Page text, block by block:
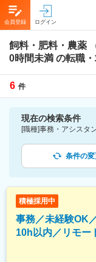
会員登録 ログイン
飼料・肥料・農薬
0時間未満 の転職
6 件
現在の検索条件
条件の
積極採用中
事務／未経験OK
10h以内／リモー